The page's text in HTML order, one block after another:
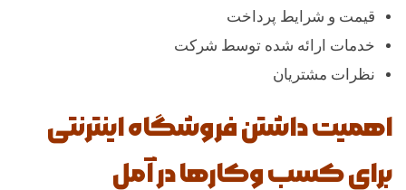
قیمت و شرایط پرداخت
خدمات ارائه شده توسط شرکت
نظرات مشتریان
اهمیت داشتن فروشگاه اینترنتی
برای کسب وکارها در آمل